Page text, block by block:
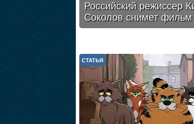
Российский режиссер
Соколов снимет
СТАТЬЯ